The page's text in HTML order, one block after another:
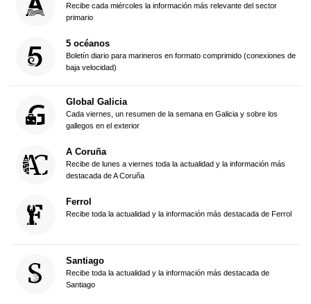
Recibe cada miércoles la información más relevante del sector
primario
5 océanos
Boletín diario para marineros en formato comprimido (conexiones de
baja velocidad)
Global Galicia
Cada viernes, un resumen de la semana en Galicia y sobre los
gallegos en el exterior
A Coruña
Recibe de lunes a viernes toda la actualidad y la información más
destacada de A Coruña
Ferrol
Recibe toda la actualidad y la información más destacada de Ferrol
Santiago
Recibe toda la actualidad y la información más destacada de
Santiago